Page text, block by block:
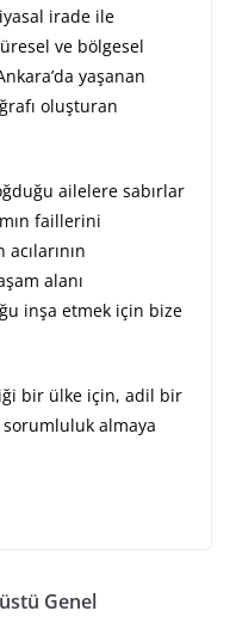
irade ile
ve bölgesel
yaşanan
oluşturan
ailelere sabırlar
faillerini
alanı
inşa etmek için bize
bir ülke için, adil bir
almaya
Genel